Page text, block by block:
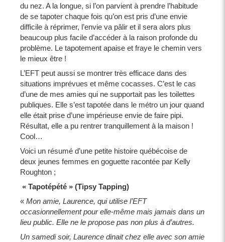
du nez. A la longue, si l’on parvient à prendre l’habitude
de se tapoter chaque fois qu’on est pris d’une envie
difficile à réprimer, l’envie va pâlir et il sera alors plus
beaucoup plus facile d’accéder à la raison profonde du
problème. Le tapotement apaise et fraye le chemin vers
le mieux être !
L’EFT peut aussi se montrer très efficace dans des
situations imprévues et même cocasses. C’est le cas
d’une de mes amies qui ne supportait pas les toilettes
publiques. Elle s’est tapotée dans le métro un jour quand
elle était prise d’une impérieuse envie de faire pipi.
Résultat, elle a pu rentrer tranquillement à la maison !
Cool…
Voici un résumé d’une petite histoire québécoise de
deux jeunes femmes en goguette racontée par Kelly
Roughton ;
« Tapotépété » (Tipsy Tapping)
« Mon amie, Laurence, qui utilise l’EFT
occasionnellement pour elle-même mais jamais dans un
lieu public. Elle ne le propose pas non plus à d’autres.
Un samedi soir, Laurence dinait chez elle avec son amie